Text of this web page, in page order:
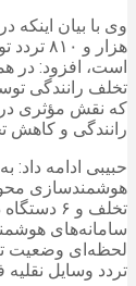
هزار و
تخلف رانندگی
که نقش مؤثری در
رانندگی و کاهش
حبیبی ادامه
تخلف و ۶
سامانه‌های
لحظه‌ای وضعیت
تردد وسایل